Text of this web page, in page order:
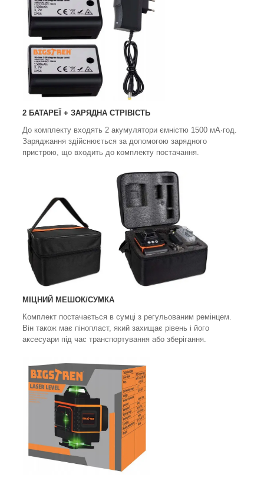
2 БАТАРЕЇ + ЗАРЯДНА СТРІВІСТЬ
До комплекту входять 2 акумулятори ємністю 1500 мА·год.
Заряджання здійснюється за допомогою зарядного
пристрою, що входить до комплекту постачання.
МІЦНИЙ МЕШОК/СУМКА
Комплект постачається в сумці з регульованим ремінцем.
Він також має пінопласт, який захищає рівень і його
аксесуари під час транспортування або зберігання.